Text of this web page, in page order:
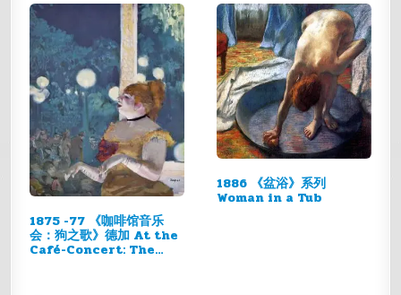
1875 -77 《咖啡馆音乐
会：狗之歌》德加 At the
Café-Concert: The…
1886 《盆浴》系列
Woman in a Tub